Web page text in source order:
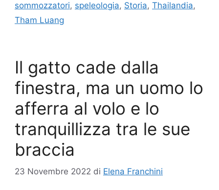
sommozzatori, speleologia, Storia, Thailandia,
Tham Luang
Il gatto cade dalla
finestra, ma un uomo lo
afferra al volo e lo
tranquillizza tra le sue
braccia
23 Novembre 2022 di Elena Franchini